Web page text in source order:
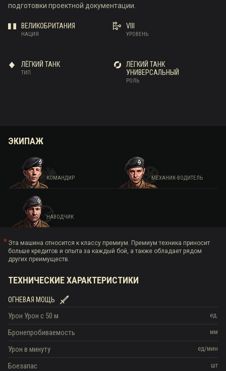
подготовки проектной документации.
НАЦИЯ
ВЕЛИКОБРИТАНИЯ
УРОВЕНЬ
VIII
ТИП
ЛЁГКИЙ ТАНК
РОЛЬ
ЛЁГКИЙ ТАНК
УНИВЕРСАЛЬНЫЙ
ЭКИПАЖ
КОМАНДИР МЕХАНИК-ВОДИТЕЛЬ
НАВОДЧИК
Эта машина относится к классу премиум. Премиум техника приносит
больше кредитов и опыта за каждый бой, а также обладает рядом
других преимуществ.
ТЕХНИЧЕСКИЕ ХАРАКТЕРИСТИКИ
ОГНЕВАЯ МОЩЬ
ед.
Урон Урон c 50 м
мм
Бронепробиваемость
ед/мин
Урон в минуту
шт
Боезапас